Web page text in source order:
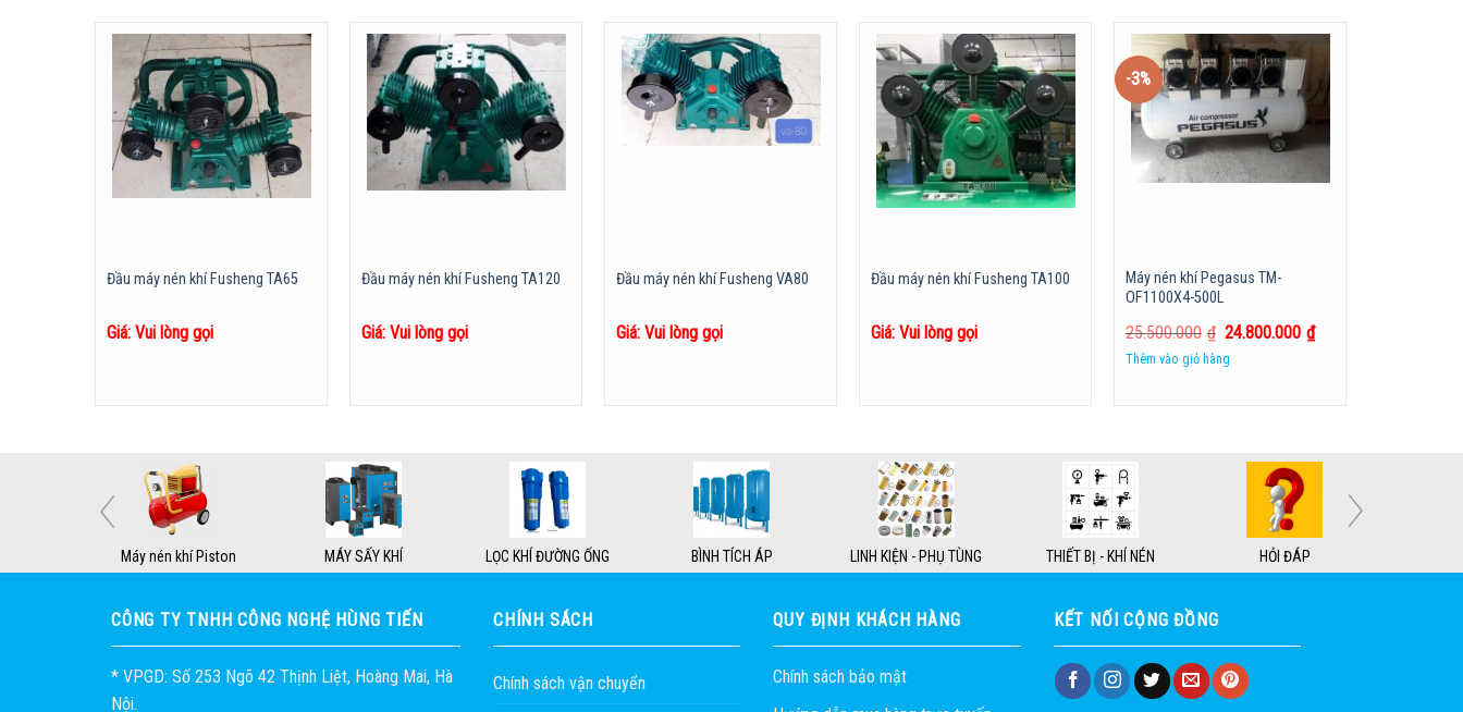
Đầu máy nén khí Fusheng TA65
Giá: Vui lòng gọi
Đầu máy nén khí Fusheng TA120
Giá: Vui lòng gọi
Đầu máy nén khí Fusheng VA80
Giá: Vui lòng gọi
Đầu máy nén khí Fusheng TA100
Giá: Vui lòng gọi
-3%
Máy nén khí Pegasus TM-
OF1100X4-500L
25.500.000 ₫ 24.800.000 ₫
Thêm vào giỏ hàng
Máy nén khí Piston MÁY SẤY KHÍ LỌC KHÍ ĐƯỜNG ỐNG BÌNH TÍCH ÁP LINH KIỆN - PHỤ TÙNG THIẾT BỊ - KHÍ NÉN HỎI ĐÁP
CÔNG TY TNHH CÔNG NGHỆ HÙNG TIẾN
* VPGD: Số 253 Ngõ 42 Thịnh Liệt, Hoàng Mai, Hà
Nội.
CHÍNH SÁCH
Chính sách vận chuyển
QUY ĐỊNH KHÁCH HÀNG
Chính sách bảo mật
KẾT NỐI CỘNG ĐỒNG